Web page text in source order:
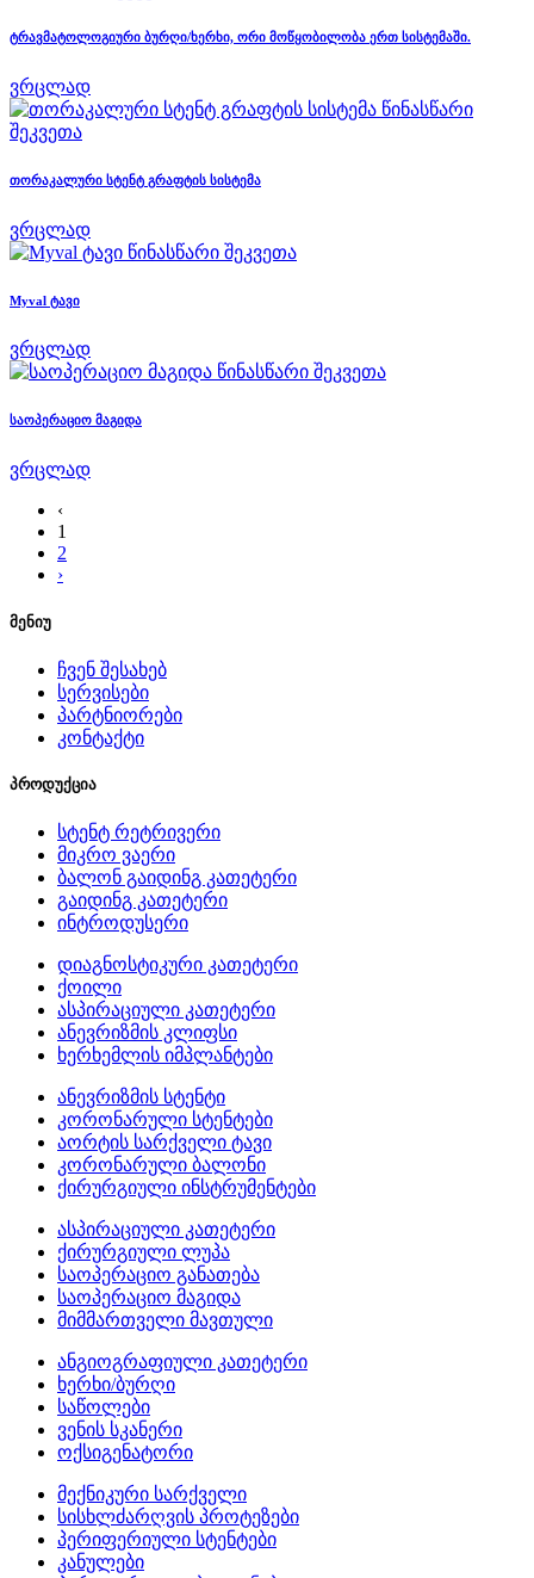
ტრავმატოლოგიური ბურღი/ხერხი, ორი მოწყობილობა ერთ სისტემაში.
ვრცლად
წინასწარი
შეკვეთა
თორაკალური სტენტ გრაფტის სისტემა
ვრცლად
წინასწარი შეკვეთა
Myval ტავი
ვრცლად
წინასწარი შეკვეთა
საოპერაციო მაგიდა
ვრცლად
‹
1
2
›
მენიუ
ჩვენ შესახებ
სერვისები
პარტნიორები
კონტაქტი
პროდუქცია
სტენტ რეტრივერი
მიკრო ვაერი
ბალონ გაიდინგ კათეტერი
გაიდინგ კათეტერი
ინტროდუსერი
დიაგნოსტიკური კათეტერი
ქოილი
ასპირაციული კათეტერი
ანევრიზმის კლიფსი
ხერხემლის იმპლანტები
ანევრიზმის სტენტი
კორონარული სტენტები
აორტის სარქველი ტავი
კორონარული ბალონი
ქირურგიული ინსტრუმენტები
ასპირაციული კათეტერი
ქირურგიული ლუპა
საოპერაციო განათება
საოპერაციო მაგიდა
მიმმართველი მავთული
ანგიოგრაფიული კათეტერი
ხერხი/ბურღი
საწოლები
ვენის სკანერი
ოქსიგენატორი
მექნიკური სარქველი
სისხლძარღვის პროტეზები
პერიფერიული სტენტები
კანულები